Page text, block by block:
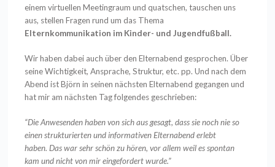
einem virtuellen Meetingraum und quatschen, tauschen uns
aus, stellen Fragen rund um das Thema
Elternkommunikation im Kinder- und Jugendfußball.
Wir haben dabei auch über den Elternabend gesprochen. Über
seine Wichtigkeit, Ansprache, Struktur, etc. pp. Und nach dem
Abend ist Björn in seinen nächsten Elternabend gegangen und
hat mir am nächsten Tag folgendes geschrieben:
“Die Anwesenden haben von sich aus gesagt, dass sie noch nie so
einen strukturierten und informativen Elternabend erlebt
haben. Das war sehr schön zu hören, vor allem weil es spontan
kam und nicht von mir eingefordert wurde.”